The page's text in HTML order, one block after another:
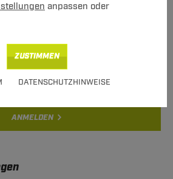
anpassen oder
DATENSCHUTZHINWEISE
ZUSTIMMEN
ANMELDEN